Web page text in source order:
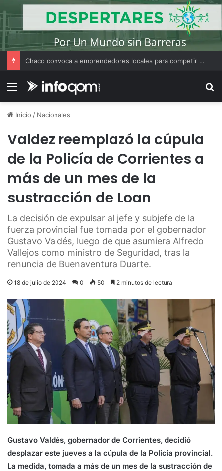
Casa de Gobierno inauguró la Galería de Gobernadores en el marco de los 75 años de la Provincialización
Menú
Inicio / Nacionales
Valdez reemplazó la cúpula
de la Policía de Corrientes a
más de un mes de la
sustracción de Loan
La decisión de expulsar al jefe y subjefe de la
fuerza provincial fue tomada por el gobernador
Gustavo Valdés, luego de que asumiera Alfredo
Vallejos como ministro de Seguridad, tras la
renuncia de Buenaventura Duarte.
18 de julio de 2024 0 50 2 minutos de lectura
Gustavo Valdés, gobernador de Corrientes, decidió
desplazar este jueves a la cúpula de la Policía provincial.
La medida, tomada a más de un mes de la sustracción de